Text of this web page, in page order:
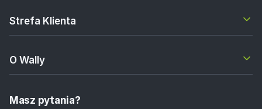
Strefa Klienta
O Wally
Masz pytania?